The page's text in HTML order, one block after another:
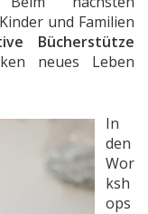
und Familien
Bücherstütze
neues Leben
In
den
Wor
ksh
ops